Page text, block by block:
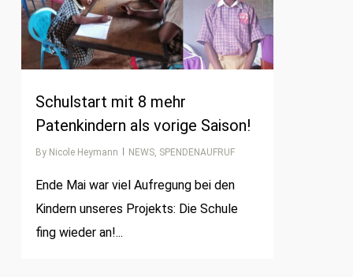
Schulstart mit 8 mehr
Patenkindern als vorige Saison!
By Nicole Heymann NEWS, SPENDENAUFRUF
Ende Mai war viel Aufregung bei den
Kindern unseres Projekts: Die Schule
fing wieder an!...